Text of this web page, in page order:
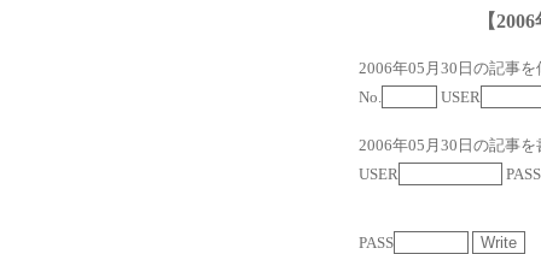
【
2006年05月30日の記事
No.
USER
2006年05月30日の記事を
USER
PASS
PASS